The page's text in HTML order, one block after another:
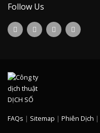
Follow Us
FAQs | Sitemap | Phiên Dịch |